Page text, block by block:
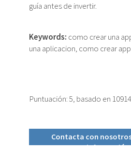
guía antes de invertir.
Keywords: como crear una
una aplicacion, como crear
Puntuación:5, basado en 10914
Contacta con
información